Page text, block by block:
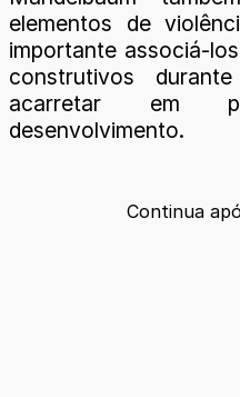
elementos de
importante associá-
construtivos
acarretar em
desenvolvimento.
Continua